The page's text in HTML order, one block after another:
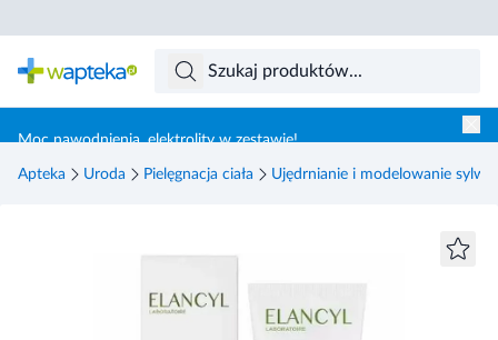
Moc nawodnienia, elektrolity w zestawie!
Apteka Uroda Pielęgnacja ciała Ujędrnianie i modelowanie